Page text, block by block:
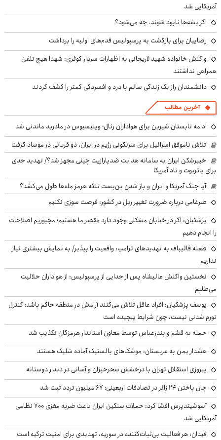
آمریکایی شد
اگر پشه‌ها نابود شوند، چه می‌شود؟
رضاییان برای بازگشت به پرسپولیس قدم‌های اولیه را برداشت
واکنش خانواده شهید لاریجانی به اظهارات سردار کوثری: شهدا هیچ تلفن
همراهی نداشتند
دانشمندان راز یک زندگی سالم با درد و افسردگی کمتر را کشف کردند
آخرین مطالب
ادامه تابستان شیرین برای هواداران رئال؛ وینیسیوس در مادرید ماندنی شد
تلاش ناموفق اسرائیل برای سرنگونی رژیم در ایران، دو قربانی در موساد گرفت
خیبرشکن ایران به سامانه هدایت ضدپارازیت چینی مجهز شد؟/ تهدید جدی
برای پاتریوت و تاد آمریکا
آیا جنگ آمریکا و ایران و باز شدن بن‌بست تنگه هرمز ماه‌ها طول می‌کشد؟
ضرغامی درباره ضرورت تغییر ریل در کشور: فرصت سوزی نکنیم
پزشکیان: اگر در خیابان مشکلی وجود دارد مقصر ما هستیم؛ مجبوریم اصلاحات
را انجام دهیم
طعنه قالیباف به تهدیدهای ترامپ: واقعیت را بپذیر/ به نمایش بیشتری نیاز
نداریم
نخستین واکنش عالیشاه پس از جدایی از پرسپولیس: از هواداران حلالیت
می‌طلبم
یوسف پزشکیان: افراد عاقل تلاش می‌کنند آرامش در منطقه حاکم باشد؛ کنترل
تورم شدنی نیست، چون شرایط پیچیده است
حمله به قشم و بندرعباس توسط معاون استاندار هرمزگان تکذیب شد
هشدار یمن به عربستان: موشک‌های بالستیک آماده شلیک هستند
پیروزی استقلال تهران با درخشش سحرخیزان و آسانی در دیدار دوستانه
جان باختن ۲۴ زائر در تصادفات اربعینی؛ ۶۷ میلیون تردد ثبت شد
آسوشیتدپرس افشا کرد: حملات سنگین ایران باعث ضربه مغزی ۷۰۰ نظامی
آمریکایی شد
فیدان: هر فعالیت بی‌ثبات‌کننده در سوریه، تهدیدی برای امنیت ترکیه است